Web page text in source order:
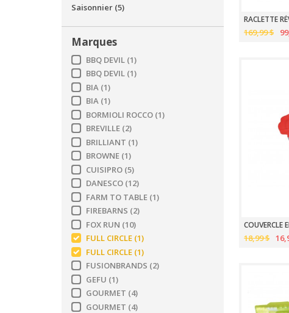
Saisonnier (5)
Marques
BBQ DEVIL (1)
BBQ DEVIL (1)
BIA (1)
BIA (1)
BORMIOLI ROCCO (1)
BREVILLE (2)
BRILLIANT (1)
BROWNE (1)
CUISIPRO (5)
DANESCO (12)
FARM TO TABLE (1)
FIREBARNS (2)
FOX RUN (10)
FULL CIRCLE (1)
FULL CIRCLE (1)
FUSIONBRANDS (2)
GEFU (1)
GOURMET (4)
GOURMET (4)
169,99 $
COUVERCLE
18,99 $